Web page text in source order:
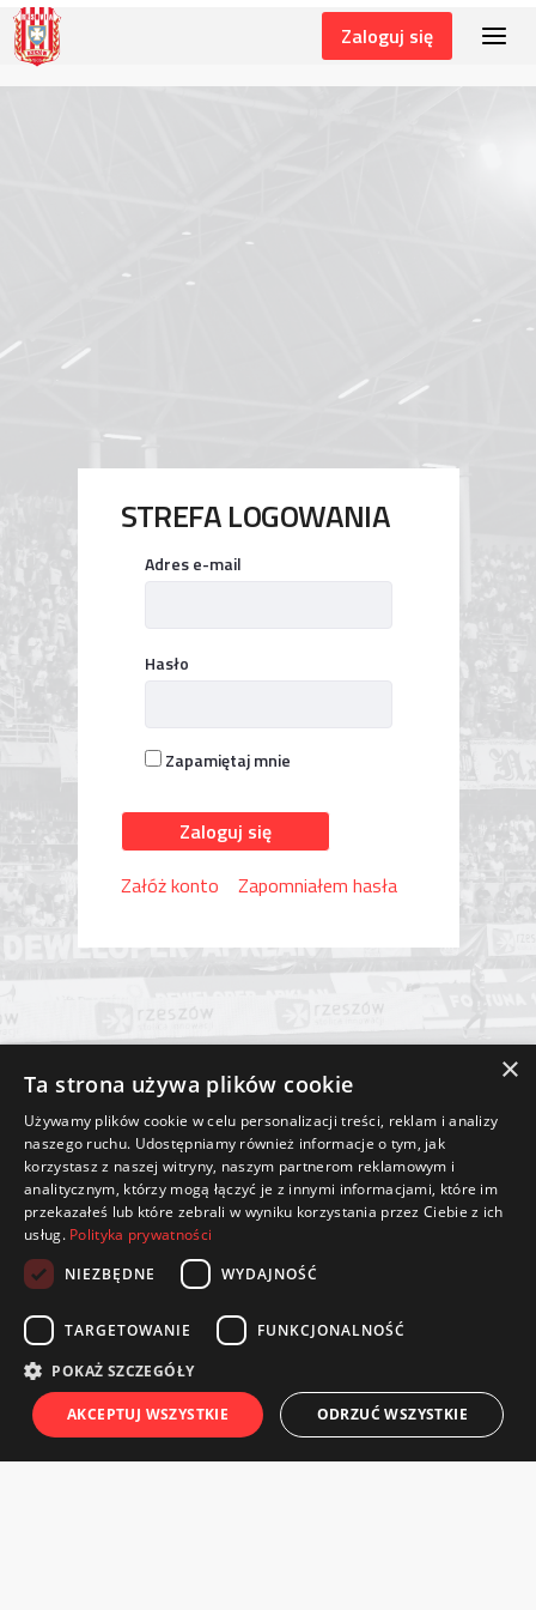
Zaloguj się
LOGIN
STREFA LOGOWANIA
Logowanie
Adres e-mail
Hasło
Zapamiętaj mnie
Zaloguj się
Załóż konto
Zapomniałem hasła
ul. Wyspiańskiego 22
35-111 Rzeszów
×
Ta strona używa plików cookie
Używamy plików cookie w celu personalizacji treści, reklam i analizy
naszego ruchu. Udostępniamy również informacje o tym, jak
korzystasz z naszej witryny, naszym partnerom reklamowym i
analitycznym, którzy mogą łączyć je z innymi informacjami, które im
przekazałeś lub które zebrali w wyniku korzystania przez Ciebie z ich
usług. Polityka prywatności
NIEZBĘDNE
WYDAJNOŚĆ
TARGETOWANIE FUNKCJONALNOŚĆ
POKAŻ SZCZEGÓŁY
AKCEPTUJ WSZYSTKIE ODRZUĆ WSZYSTKIE